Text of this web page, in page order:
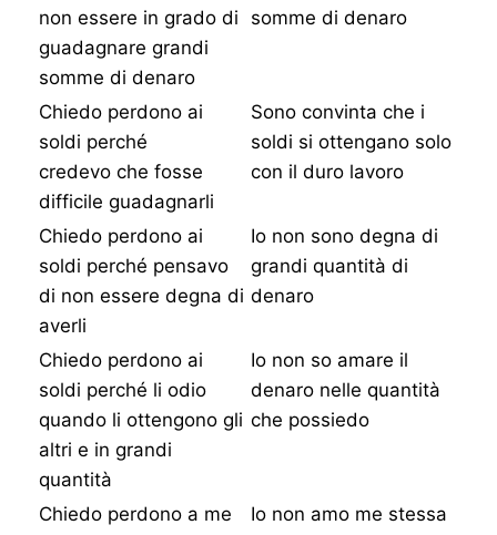
non essere in grado di
guadagnare grandi
somme di denaro
somme di denaro
Chiedo perdono ai
soldi perché
credevo che fosse
difficile guadagnarli
Sono convinta che i
soldi si ottengano solo
con il duro lavoro
Chiedo perdono ai
soldi perché pensavo
di non essere degna di
averli
Io non sono degna di
grandi quantità di
denaro
Chiedo perdono ai
soldi perché li odio
quando li ottengono gli
altri e in grandi
quantità
Io non so amare il
denaro nelle quantità
che possiedo
Chiedo perdono a me
Io non amo me stessa